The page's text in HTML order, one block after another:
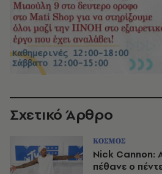
Σχετικό Άρθρο
ΚΟΣΜΟΣ
Nick Cannon:
πέθανε ο